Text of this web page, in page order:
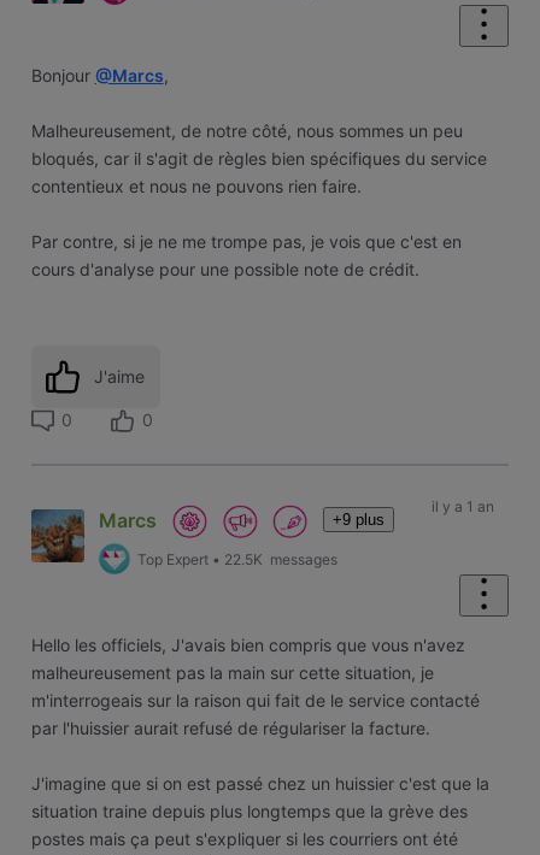
Bonjour @Marcs,
Malheureusement, de notre côté, nous sommes un peu
bloqués, car il s'agit de règles bien spécifiques du service
contentieux et nous ne pouvons rien faire.
Par contre, si je ne me trompe pas, je vois que c'est en
cours d'analyse pour une possible note de crédit.
J'aime
0 0
Marcs +9 plus
Top Expert • 22.5K messages
il y a 1 an
Hello les officiels, J'avais bien compris que vous n'avez
malheureusement pas la main sur cette situation, je
m'interrogeais sur la raison qui fait de le service contacté
par l'huissier aurait refusé de régulariser la facture.
J'imagine que si on est passé chez un huissier c'est que la
situation traine depuis plus longtemps que la grève des
postes mais ça peut s'expliquer si les courriers ont été